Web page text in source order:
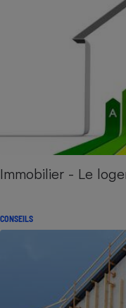
Immobilier - Le
CONSEILS